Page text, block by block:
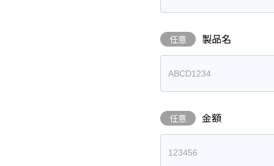
任意 製品名
任意 金額